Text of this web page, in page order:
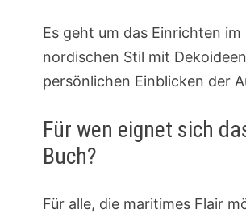
Es geht um das Einrichten im
nordischen Stil mit
persönlichen Einblicken der
Für wen eignet sich
Buch?
Für alle, die maritimes Flair